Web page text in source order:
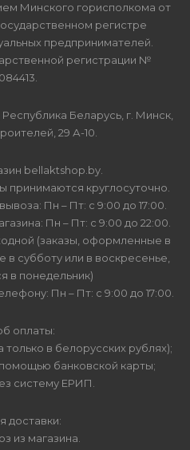
Минского горисполкома от
регистре
предпринимателей.
регистрации №
Беларусь, г. Минск,
29 А-10.
bellaktshop.by.
принимаются круглосуточно.
Пн – Пт: с 9:00 до 17:00.
Пн – Пт: с 9:00 до 22:00.
(заказы, оформленные в
в субботу или в воскресенье,
в понедельник)
Пн – Пт: с 9:00 до 17:00.
оплаты:
в белорусских рублях);
банковской карты;
систему ЕРИП.
доставки:
из магазина.